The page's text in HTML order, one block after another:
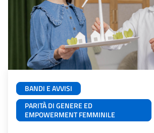
BANDI E AVVISI
PARITÀ DI GENERE ED
EMPOWERMENT FEMMINILE